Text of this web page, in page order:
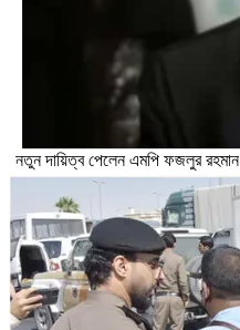
নতুন দায়িত্ব পেলেন এমপি ফজলুর রহমান